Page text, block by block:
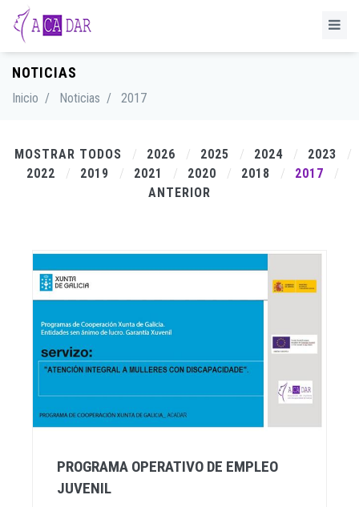
NOTICIAS
Inicio / Noticias / 2017
MOSTRAR TODOS 2026 2025 2024
2023
2022
2019 2021 2020 2018
2017
ANTERIOR
PROGRAMA OPERATIVO DE EMPLEO
JUVENIL